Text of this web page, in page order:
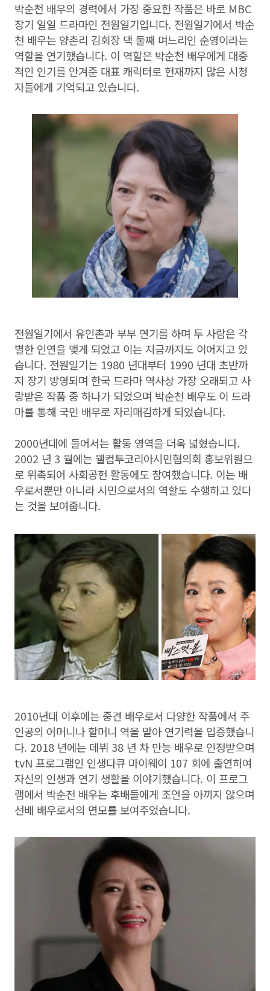
박순천 배우의 경력에서 가장 중요한 작품은 바로 MBC
장기 일일 드라마인 전원일기입니다. 전원일기에서 박순
천 배우는 양촌리 김회장 댁 둘째 며느리인 순영이라는
역할을 연기했습니다. 이 역할은 박순천 배우에게 대중
적인 인기를 안겨준 대표 캐릭터로 현재까지 많은 시청
자들에게 기억되고 있습니다.
전원일기에서 유인촌과 부부 연기를 하며 두 사람은 각
별한 인연을 맺게 되었고 이는 지금까지도 이어지고 있
습니다. 전원일기는 1980 년대부터 1990 년대 초반까
지 장기 방영되며 한국 드라마 역사상 가장 오래되고 사
랑받은 작품 중 하나가 되었으며 박순천 배우도 이 드라
마를 통해 국민 배우로 자리매김하게 되었습니다.
2000년대에 들어서는 활동 영역을 더욱 넓혔습니다.
2002 년 3 월에는 웰컴투코리아시민협의회 홍보위원으
로 위촉되어 사회공헌 활동에도 참여했습니다. 이는 배
우로서뿐만 아니라 시민으로서의 역할도 수행하고 있다
는 것을 보여줍니다.
2010년대 이후에는 중견 배우로서 다양한 작품에서 주
인공의 어머니나 할머니 역을 맡아 연기력을 입증했습니
다. 2018 년에는 데뷔 38 년 차 만능 배우로 인정받으며
tvN 프로그램인 인생다큐 마이웨이 107 회에 출연하여
자신의 인생과 연기 생활을 이야기했습니다. 이 프로그
램에서 박순천 배우는 후배들에게 조언을 아끼지 않으며
선배 배우로서의 면모를 보여주었습니다.